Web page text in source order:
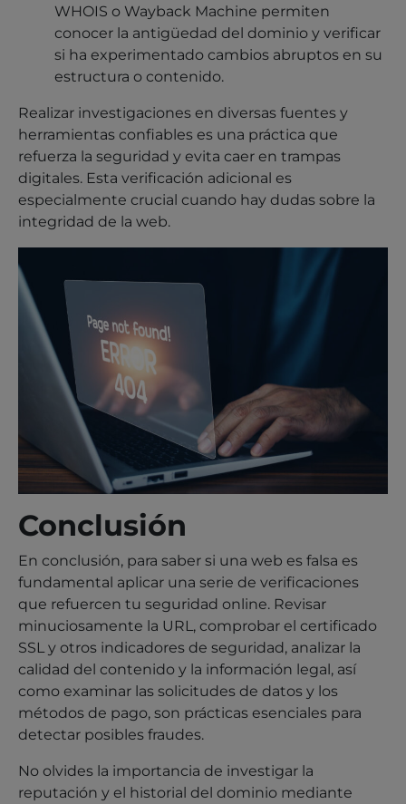
WHOIS o Wayback Machine permiten
conocer la antigüedad del dominio y verificar
si ha experimentado cambios abruptos en su
estructura o contenido.
Realizar investigaciones en diversas fuentes y
herramientas confiables es una práctica que
refuerza la seguridad y evita caer en trampas
digitales. Esta verificación adicional es
especialmente crucial cuando hay dudas sobre la
integridad de la web.
Conclusión
En conclusión, para saber si una web es falsa es
fundamental aplicar una serie de verificaciones
que refuercen tu seguridad online. Revisar
minuciosamente la URL, comprobar el certificado
SSL y otros indicadores de seguridad, analizar la
calidad del contenido y la información legal, así
como examinar las solicitudes de datos y los
métodos de pago, son prácticas esenciales para
detectar posibles fraudes.
No olvides la importancia de investigar la
reputación y el historial del dominio mediante